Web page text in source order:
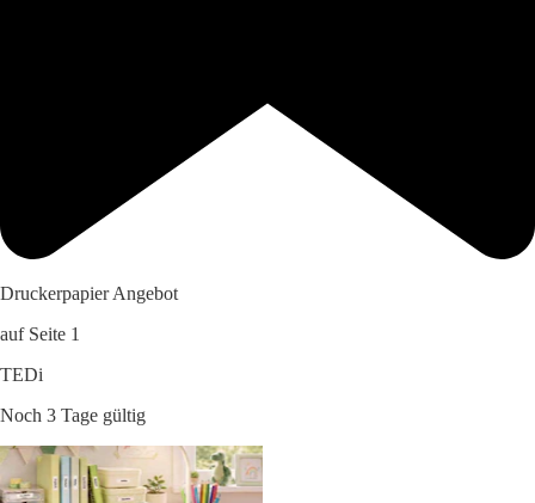
Druckerpapier Angebot
auf Seite 1
TEDi
Noch 3 Tage gültig